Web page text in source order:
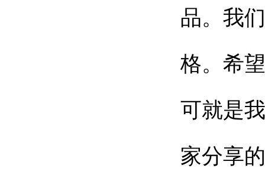
品。我
格。希
可就是
家分享